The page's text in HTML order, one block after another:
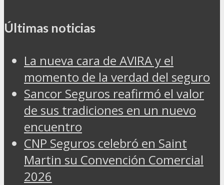
Últimas noticias
La nueva cara de AVIRA y el
momento de la verdad del seguro
Sancor Seguros reafirmó el valor
de sus tradiciones en un nuevo
encuentro
CNP Seguros celebró en Saint
Martin su Convención Comercial
2026